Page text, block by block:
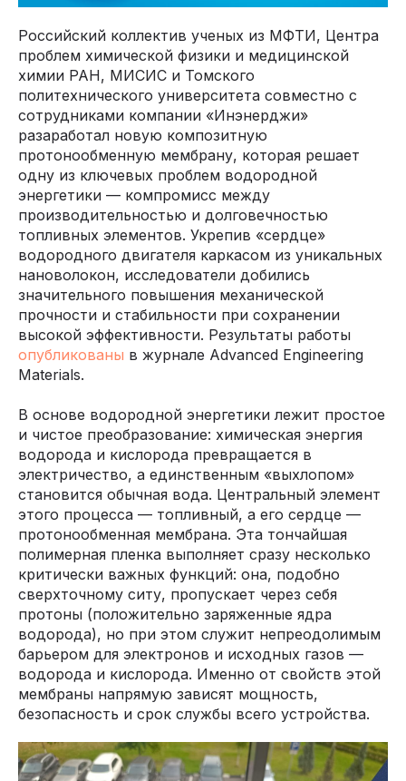
Российский коллектив ученых из МФТИ, Центра
проблем химической физики и медицинской
химии РАН, МИСИС и Томского
политехнического университета совместно с
сотрудниками компании «Инэнерджи»
разaработал новую композитную
протонообменную мембрану, которая решает
одну из ключевых проблем водородной
энергетики — компромисс между
производительностью и долговечностью
топливных элементов. Укрепив «сердце»
водородного двигателя каркасом из уникальных
нановолокон, исследователи добились
значительного повышения механической
прочности и стабильности при сохранении
высокой эффективности. Результаты работы
опубликованы в журнале Advanced Engineering
Materials.
В основе водородной энергетики лежит простое
и чистое преобразование: химическая энергия
водорода и кислорода превращается в
электричество, а единственным «выхлопом»
становится обычная вода. Центральный элемент
этого процесса — топливный, а его сердце —
протонообменная мембрана. Эта тончайшая
полимерная пленка выполняет сразу несколько
критически важных функций: она, подобно
сверхточному ситу, пропускает через себя
протоны (положительно заряженные ядра
водорода), но при этом служит непреодолимым
барьером для электронов и исходных газов —
водорода и кислорода. Именно от свойств этой
мембраны напрямую зависят мощность,
безопасность и срок службы всего устройства.